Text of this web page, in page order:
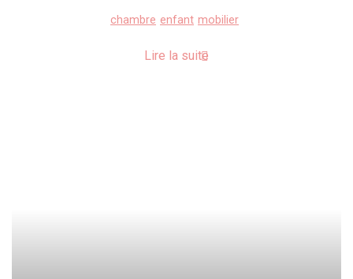
chambre enfant mobilier
Lire la suite